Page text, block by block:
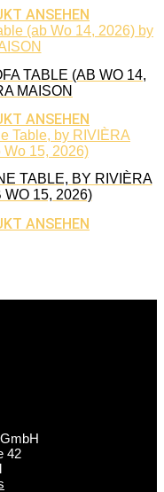
ANSEHEN
TABLE (AB WO 14,
MAISON
ANSEHEN
TABLE, BY RIVIÈRA
WO 15, 2026)
ANSEHEN
42